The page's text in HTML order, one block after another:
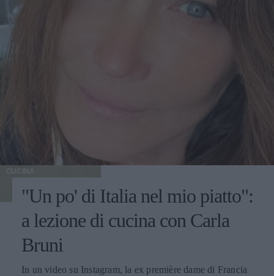
CUCINA
"Un po' di Italia nel mio piatto":
a lezione di cucina con Carla
Bruni
In un video su Instagram, la ex première dame di Francia